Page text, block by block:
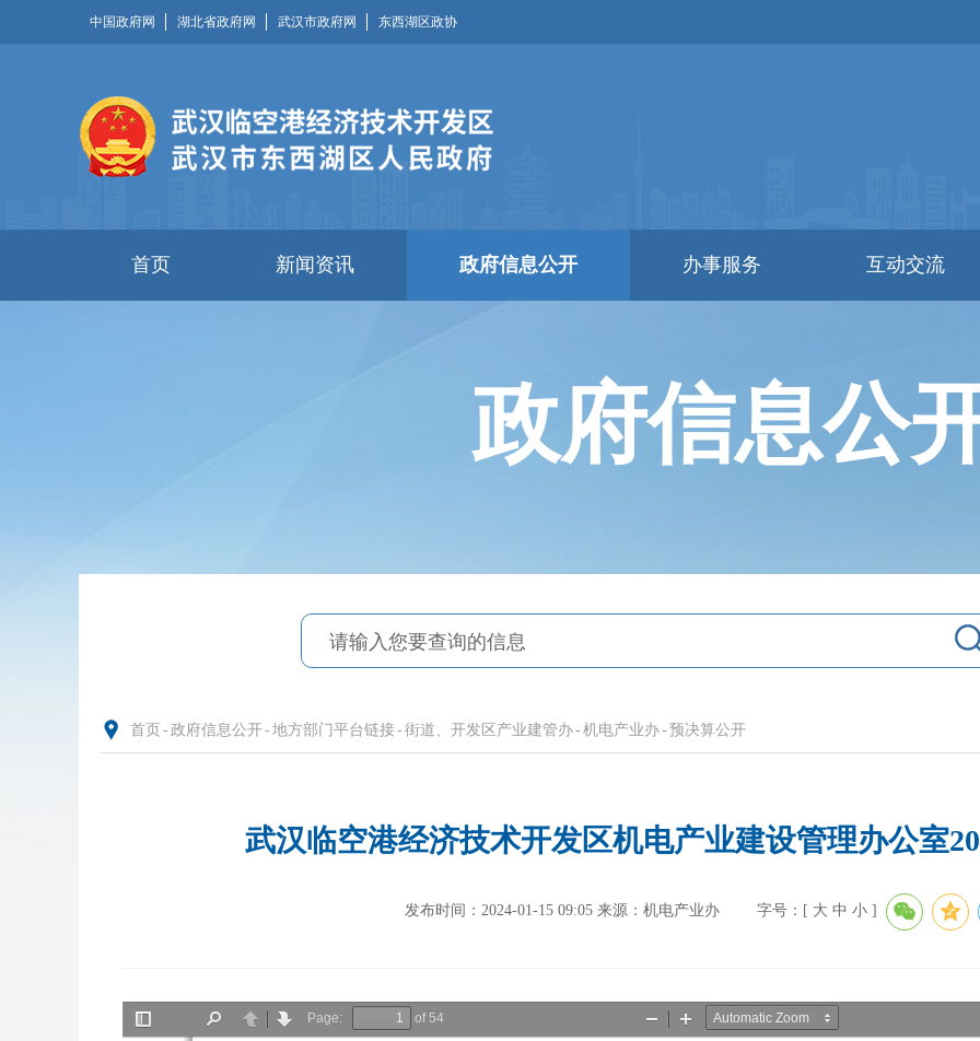
中国政府网 湖北省政府网 武汉市政府网 东西湖区政协
首页 新闻资讯 政府信息公开 办事服务 互动交流
政府信息公
首页 - 政府信息公开- 地方部门平台链接- 街道、开发区产业建管办- 机电产业办- 预决算公开
武汉临空港经济技术开发区机电产业建设管理办公室
发布时间：2024-01-15 09:05 来源：机电产业办 字号：[ 大 中 小 ]